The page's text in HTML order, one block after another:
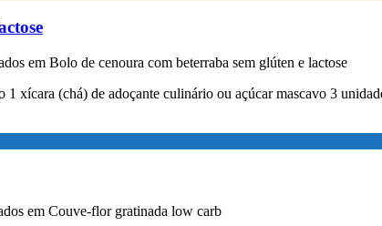
em Bolo de cenoura com beterraba sem glúten e lactose
xícara (chá) de adoçante culinário ou açúcar mascavo 3
em Couve-flor gratinada low carb